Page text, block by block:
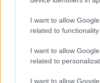
I want to allow
related to
I want to allow
related to
I want to allow